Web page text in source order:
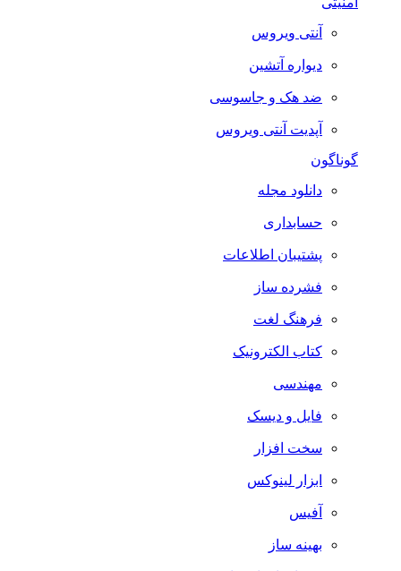
آنتی ویروس
دیواره آتشین
ضد هک و جاسوسی
آپدیت آنتی ویروس
گوناگون
دانلود مجله
حسابداری
پشتیبان اطلاعات
فشرده ساز
فرهنگ لغت
کتاب الکترونیک
مهندسی
فایل و دیسک
سخت افزار
ابزار لینوکس
آفیس
بهینه ساز